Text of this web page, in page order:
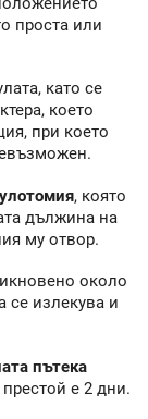
проста или
като се
което
при което
, която
дължина на
му отвор.
около
се излекува и
пътека
е 2 дни.